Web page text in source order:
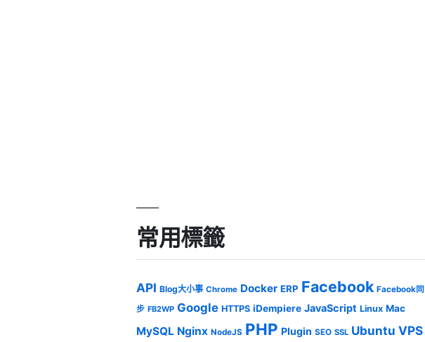
常用標籤
API Blog大小事 Chrome Docker ERP Facebook Facebook同
步 FB2WP Google HTTPS iDempiere JavaScript Linux Mac
MySQL Nginx NodeJS PHP Plugin SEO SSL Ubuntu VPS